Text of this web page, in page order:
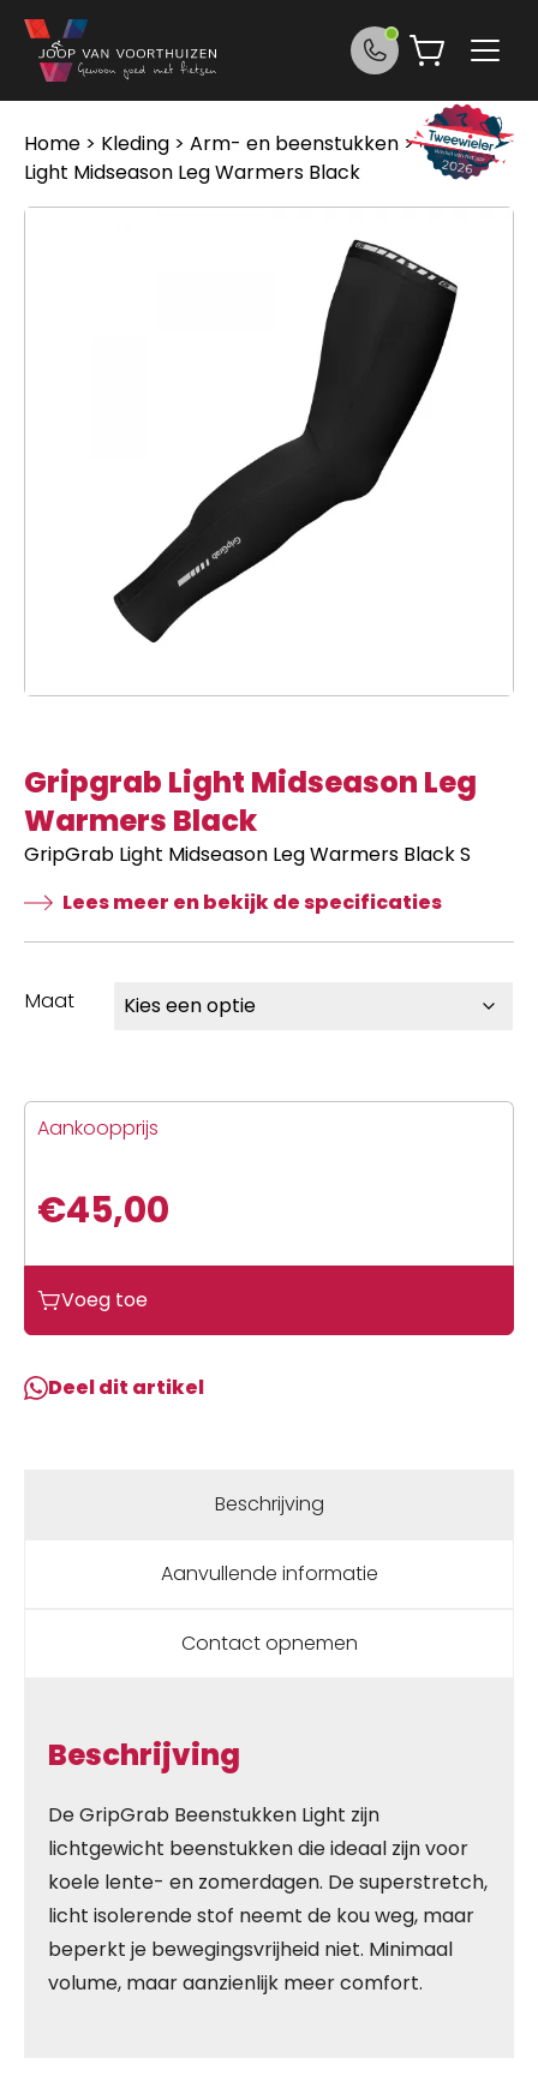
Ga naar de inhoud
Home > Kleding > Arm- en beenstukken > Gripgrab
Light Midseason Leg Warmers Black
Gripgrab Light Midseason Leg
Warmers Black
GripGrab Light Midseason Leg Warmers Black S
Lees meer en bekijk de specificaties
Maat
Aankoopprijs
€45,00
Light
Midseason
Warmers
Voeg toe
Deel dit artikel
Beschrijving
Aanvullende informatie
Contact opnemen
Beschrijving
De GripGrab Beenstukken Light zijn
lichtgewicht beenstukken die ideaal zijn voor
koele lente- en zomerdagen. De superstretch,
licht isolerende stof neemt de kou weg, maar
beperkt je bewegingsvrijheid niet. Minimaal
volume, maar aanzienlijk meer comfort.